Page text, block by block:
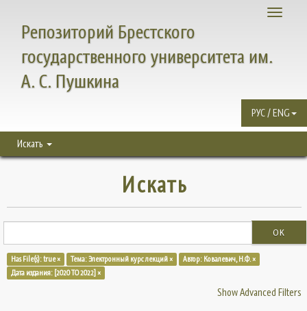
Toggle
Репозиторий Брестского
государственного университета им.
А. С. Пушкина
РУС / ENG
Искать
Искать
OK
Has File(s): true × Тема: Электронный курс лекций ×
Автор: Ковалевич, Н.Ф. ×
Дата издания: [2020 TO 2022] ×
Show Advanced Filters